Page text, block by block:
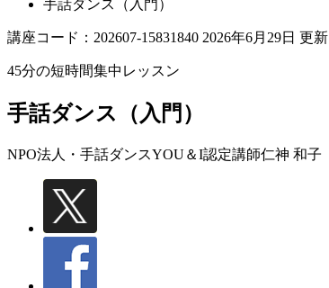
手話ダンス（入門）
講座コード：202607-15831840 2026年6月29日 更新
45分の短時間集中レッスン
手話ダンス（入門）
NPO法人・手話ダンスYOU＆I認定講師仁神 和子